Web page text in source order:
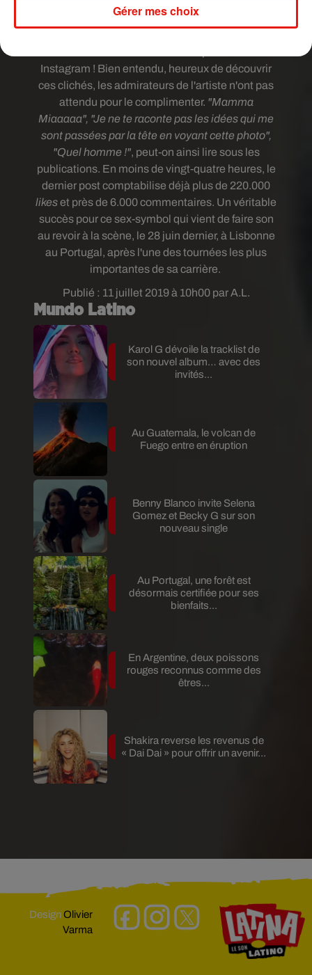
Publié : 11 juillet 2019 à 10h00 par A.L.
Instagram ! Bien entendu, heureux de découvrir
ces clichés, les admirateurs de l'artiste n'ont pas
attendu pour le complimenter. "Mamma
Miaaaaa", "Je ne te raconte pas les idées qui me
sont passées par la tête en voyant cette photo",
"Quel homme !", peut-on ainsi lire sous les
publications. En moins de vingt-quatre heures, le
dernier post comptabilise déjà plus de 220.000
likeset près de 6.000 commentaires. Un véritable
succès pour ce sex-symbol qui vient de faire son
au revoir à la scène, le 28 juin dernier, à Lisbonne
au Portugal, après l'une des tournées les plus
importantes de sa carrière.
Mundo Latino
Karol G dévoile la tracklist de
son nouvel album… avec des
invités...
Au Guatemala, le volcan de
Fuego entre en éruption
Benny Blanco invite Selena
Gomez et Becky G sur son
nouveau single
Au Portugal, une forêt est
désormais certifiée pour ses
bienfaits...
En Argentine, deux poissons
rouges reconnus comme des
êtres...
Shakira reverse les revenus de
« Dai Dai » pour offrir un avenir...
DesignOlivier
Varma
Gérer mes choix